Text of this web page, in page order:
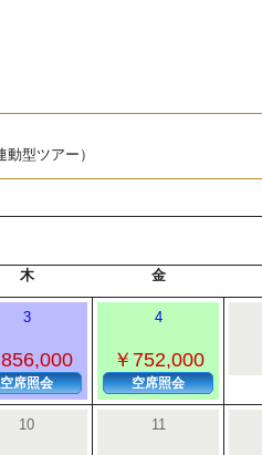
型ツアー）
木 金
3
856,000
空席照会
4
￥752,000
空席照会
10 11